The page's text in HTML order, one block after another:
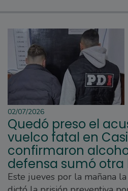
02/07/2026
Quedó preso el
vuelco fatal en
confirmaron
defensa sumó otra
Este jueves por la mañana